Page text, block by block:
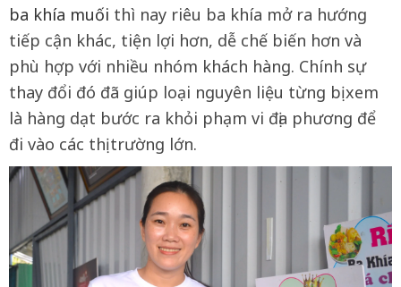
ba khía muối thì nay riêu ba khía mở ra hướng
tiếp cận khác, tiện lợi hơn, dễ chế biến hơn và
phù hợp với nhiều nhóm khách hàng. Chính sự
thay đổi đó đã giúp loại nguyên liệu từng bị xem
là hàng dạt bước ra khỏi phạm vi địa phương để
đi vào các thị trường lớn.